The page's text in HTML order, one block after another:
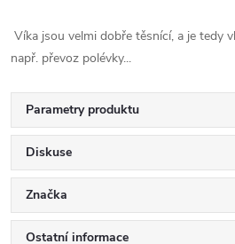
Víka jsou velmi dobře těsnící, a je tedy
např. převoz polévky...
Parametry produktu
Diskuse
Značka
Ostatní informace